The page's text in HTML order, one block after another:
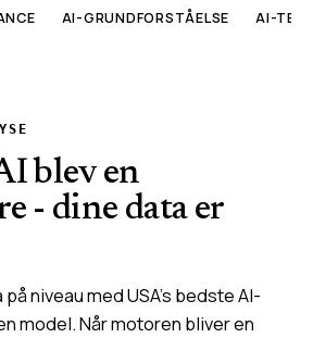
AI-GRUNDFORSTÅELSE AI-
blev en
- dine data er
niveau med USA's bedste AI-
model. Når motoren bliver en